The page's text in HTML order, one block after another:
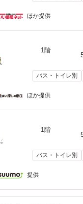
ほか提供
1階
バス・トイレ別
ほか提供
1階
バス・トイレ別
提供